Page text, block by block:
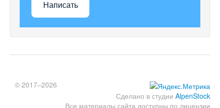
Написать
Сделано в студии AlpenStock
Все материалы сайта доступны по лицензии
© 2017–2026